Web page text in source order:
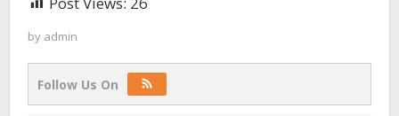
by admin
Follow Us On